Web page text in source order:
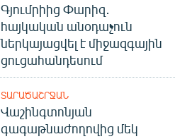
Գյումրիից Փարիզ․
հայկական անօդաչուն
ներկայացվել է միջազգային
ցուցահանդեսում
ՏԱՐԱԾԱՇՐՋԱՆ
Վաշինգտոնյան
գագաթնաժողովից մեկ